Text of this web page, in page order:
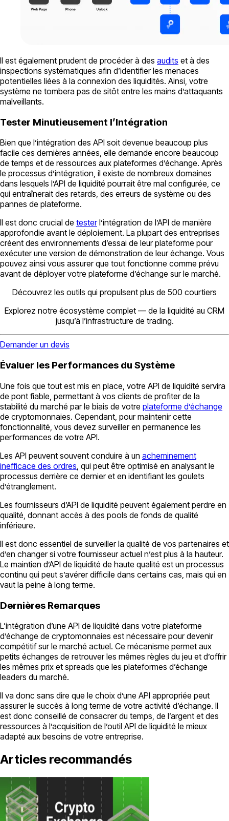
Il est également prudent de procéder à des audits et à des
inspections systématiques afin d’identifier les menaces
potentielles liées à la connexion des liquidités. Ainsi, votre
système ne tombera pas de sitôt entre les mains d’attaquants
malveillants.
Tester Minutieusement l’Intégration
Bien que l’intégration des API soit devenue beaucoup plus
facile ces dernières années, elle demande encore beaucoup
de temps et de ressources aux plateformes d’échange. Après
le processus d’intégration, il existe de nombreux domaines
dans lesquels l’API de liquidité pourrait être mal configurée, ce
qui entraînerait des retards, des erreurs de système ou des
pannes de plateforme.
Il est donc crucial de testerl’intégration de l’API de manière
approfondie avant le déploiement. La plupart des entreprises
créent des environnements d’essai de leur plateforme pour
exécuter une version de démonstration de leur échange. Vous
pouvez ainsi vous assurer que tout fonctionne comme prévu
avant de déployer votre plateforme d’échange sur le marché.
Découvrez les outils qui propulsent plus de 500 courtiers
Explorez notre écosystème complet — de la liquidité au CRM
jusqu’à l’infrastructure de trading.
Demander un devis
Évaluer les Performances du Système
Une fois que tout est mis en place, votre API de liquidité servira
de pont fiable, permettant à vos clients de profiter de la
stabilité du marché par le biais de votre plateforme d’échange
de cryptomonnaies. Cependant, pour maintenir cette
fonctionnalité, vous devez surveiller en permanence les
performances de votre API.
Les API peuvent souvent conduire à un acheminement
inefficace des ordres , qui peut être optimisé en analysant le
processus derrière ce dernier et en identifiant les goulets
d’étranglement.
Les fournisseurs d’API de liquidité peuvent également perdre en
qualité, donnant accès à des pools de fonds de qualité
inférieure.
Il est donc essentiel de surveiller la qualité de vos partenaires et
d’en changer si votre fournisseur actuel n’est plus à la hauteur.
Le maintien d’API de liquidité de haute qualité est un processus
continu qui peut s’avérer difficile dans certains cas, mais qui en
vaut la peine à long terme.
Dernières Remarques
L’intégration d’une API de liquidité dans votre plateforme
d’échange de cryptomonnaies est nécessaire pour devenir
compétitif sur le marché actuel. Ce mécanisme permet aux
petits échanges de retrouver les mêmes règles du jeu et d’offrir
les mêmes prix et spreads que les plateformes d’échange
leaders du marché.
Il va donc sans dire que le choix d’une API appropriée peut
assurer le succès à long terme de votre activité d’échange. Il
est donc conseillé de consacrer du temps, de l’argent et des
ressources à l’acquisition de l’outil API de liquidité le mieux
adapté aux besoins de votre entreprise.
Articles recommandés